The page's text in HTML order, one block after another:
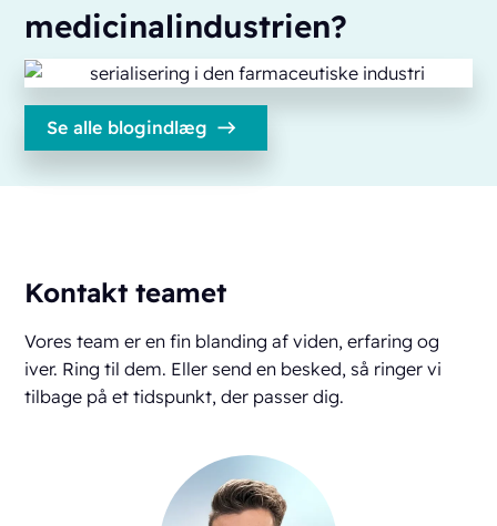
medicinalindustrien?
Se alle blogindlæg
Kontakt teamet
Vores team er en fin blanding af viden, erfaring og
iver. Ring til dem. Eller send en besked, så ringer vi
tilbage på et tidspunkt, der passer dig.